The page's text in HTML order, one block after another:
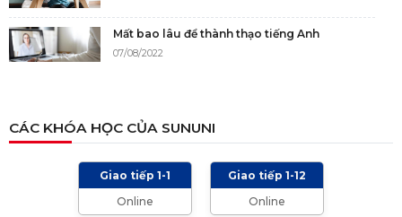
Mất bao lâu để thành thạo tiếng Anh
07/08/2022
05/12/2021
TIÊU CHÍ CHẤM IELTS SPEAKING, WRITING
2024 VÀ NHỮNG LƯU Ý
CÁC KHÓA HỌC CỦA SUNUNI
Giao tiếp 1-1
Online
Giao tiếp 1-12
Online